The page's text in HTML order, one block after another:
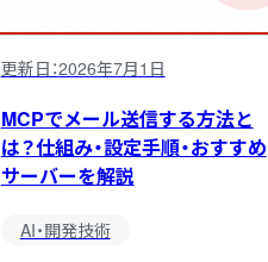
更新日：2026年7月1日
MCPでメール送信する方法と
は？仕組み・設定手順・おすすめ
サーバーを解説
AI・開発技術